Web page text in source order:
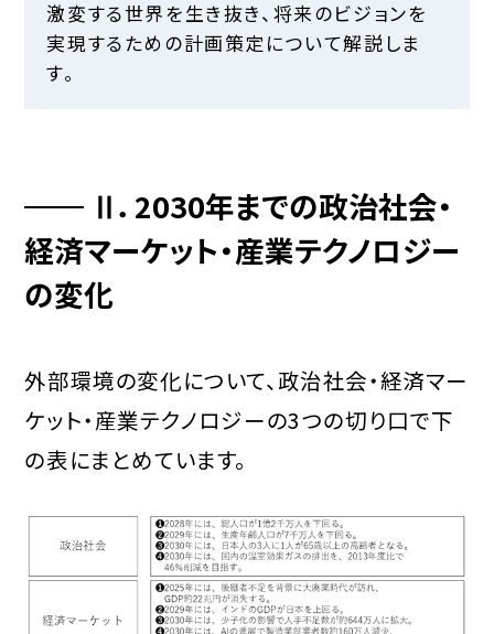
激変する世界を生き抜き、将来のビジョンを
実現するための計画策定について解説しま
す。
Ⅱ．2030年までの政治社会・
経済マーケット・産業テクノロジー
の変化
外部環境の変化について、政治社会・経済マー
ケット・産業テクノロジーの3つの切り口で下
の表にまとめています。